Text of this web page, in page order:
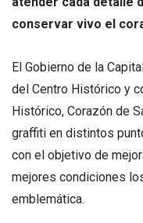
conservar vivo el
El Gobierno de la
del Centro Histórico y
Histórico, Corazón de
graffiti en distintos
con el objetivo de
mejores condiciones
emblemática.